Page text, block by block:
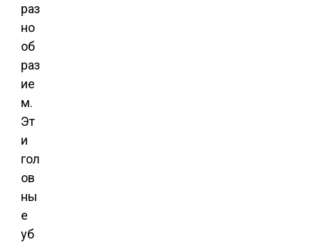
раз
но
об
раз
ие
м.
Эт
и
гол
ов
ны
е
уб